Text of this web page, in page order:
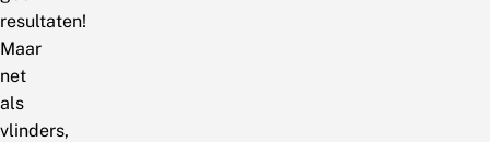
resultaten!
Maar
net
als
vlinders,